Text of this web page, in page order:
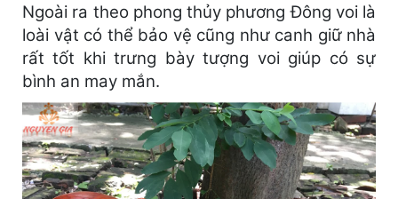
Ngoài ra theo phong thủy phương Đông voi là
loài vật có thể bảo vệ cũng như canh giữ nhà
rất tốt khi trưng bày tượng voi giúp có sự
bình an may mắn.